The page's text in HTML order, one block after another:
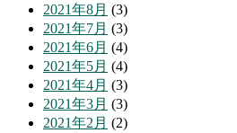
2021年8月 (3)
2021年7月 (3)
2021年6月 (4)
2021年5月 (4)
2021年4月 (3)
2021年3月 (3)
2021年2月 (2)